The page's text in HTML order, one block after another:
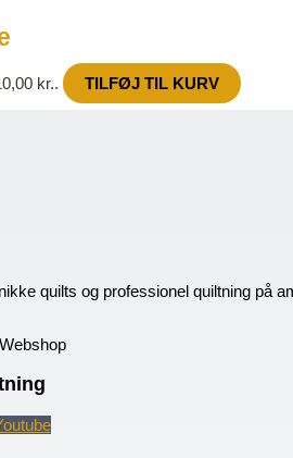
kr.. TILFØJ TIL KURV
quilts og professionel quiltning på